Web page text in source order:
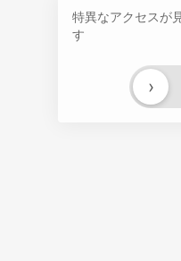
特異なアクセスが
す
›